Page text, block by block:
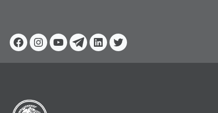
Facebook
Instagram
YoutubeTelegram
Linkedin
Twitter